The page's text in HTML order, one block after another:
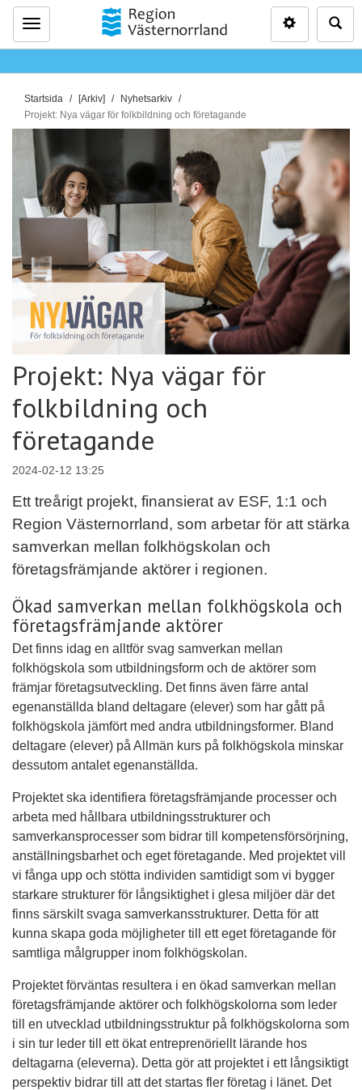
Meny
D
u
ä
ä
r
Startsida [Arkiv]
Nyhetsarkiv
Projekt: Nya vägar för folkbildning och företagande
Projekt: Nya vägar för
folkbildning och
företagande
2024-02-12 13:25
Ett treårigt projekt, finansierat av ESF, 1:1 och
Region Västernorrland, som arbetar för att stärka
samverkan mellan folkhögskolan och
företagsfrämjande aktörer i regionen.
Ökad samverkan mellan folkhögskola och
företagsfrämjande aktörer
Det finns idag en alltför svag samverkan mellan
folkhögskola som utbildningsform och de aktörer som
främjar företagsutveckling. Det finns även färre antal
egenanställda bland deltagare (elever) som har gått på
folkhögskola jämfört med andra utbildningsformer. Bland
deltagare (elever) på Allmän kurs på folkhögskola minskar
dessutom antalet egenanställda.
Projektet ska identifiera företagsfrämjande processer och
arbeta med hållbara utbildningsstrukturer och
samverkansprocesser som bidrar till kompetensförsörjning,
anställningsbarhet och eget företagande. Med projektet vill
vi fånga upp och stötta individen samtidigt som vi bygger
starkare strukturer för långsiktighet i glesa miljöer där det
finns särskilt svaga samverkansstrukturer. Detta för att
kunna skapa goda möjligheter till ett eget företagande för
samtliga målgrupper inom folkhögskolan.
Projektet förväntas resultera i en ökad samverkan mellan
företagsfrämjande aktörer och folkhögskolorna som leder
till en utvecklad utbildningsstruktur på folkhögskolorna som
i sin tur leder till ett ökat entreprenöriellt lärande hos
deltagarna (eleverna). Detta gör att projektet i ett långsiktigt
perspektiv bidrar till att det startas fler företag i länet. Det